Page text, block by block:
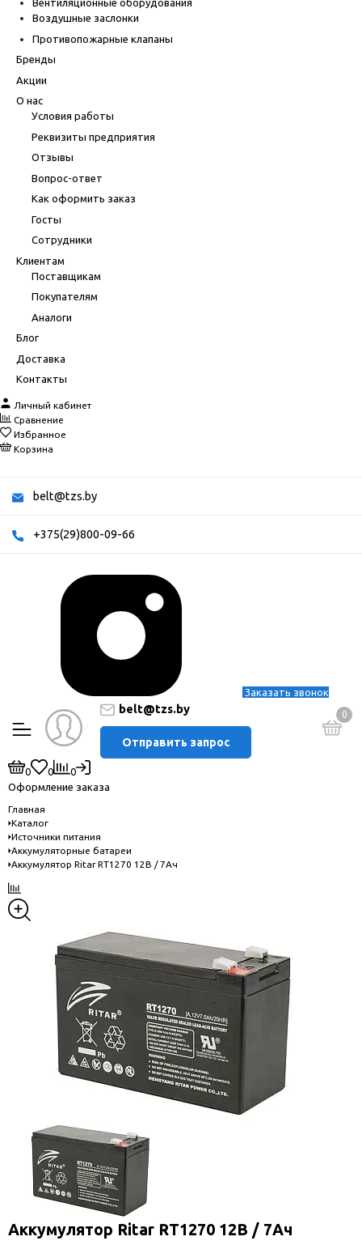
Вентиляционные оборудования
Воздушные заслонки
Противопожарные клапаны
Бренды
Акции
О нас
Условия работы
Реквизиты предприятия
Отзывы
Вопрос-ответ
Как оформить заказ
Госты
Сотрудники
Клиентам
Поставщикам
Покупателям
Аналоги
Блог
Доставка
Контакты
Личный кабинет
Сравнение
Избранное
Корзина
belt@tzs.by
+375(29)800-09-66
Заказать звонок
belt@tzs.by
Отправить запрос
0
0 0
0
Оформление заказа
Главная
Каталог
Источники питания
Аккумуляторные батареи
Аккумулятор Ritar RT1270 12В / 7Ач
Аккумулятор Ritar RT1270 12В / 7Ач